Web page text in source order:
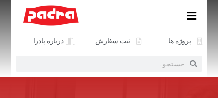
پروژه ها ثبت سفارش درباره پادرا